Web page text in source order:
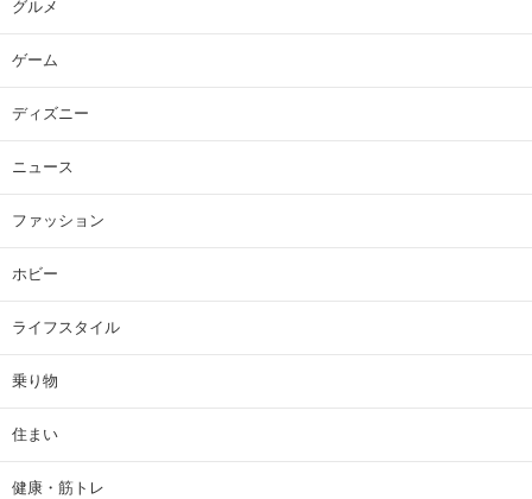
グルメ
ゲーム
ディズニー
ニュース
ファッション
ホビー
ライフスタイル
乗り物
住まい
健康・筋トレ